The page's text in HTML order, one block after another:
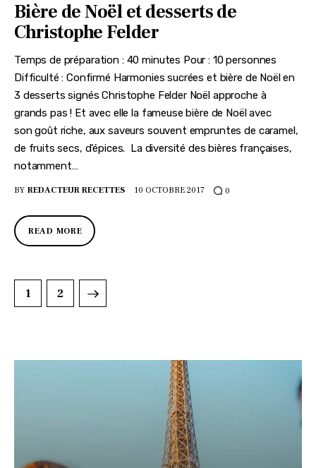
Bière de Noël et desserts de
Christophe Felder
Temps de préparation : 40 minutes Pour : 10 personnes
Difficulté : Confirmé Harmonies sucrées et bière de Noël en
3 desserts signés Christophe Felder Noël approche à
grands pas ! Et avec elle la fameuse bière de Noël avec
son goût riche, aux saveurs souvent empruntes de caramel,
de fruits secs, d’épices. La diversité des bières françaises,
notamment…
BY REDACTEUR RECETTES 10 OCTOBRE 2017 0
READ MORE
1 2